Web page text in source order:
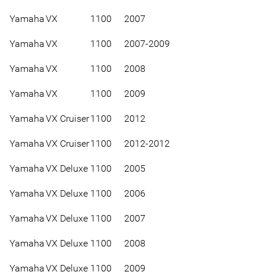
YamahaVX 1100 2007
YamahaVX 1100 2007-2009
YamahaVX 1100 2008
YamahaVX 1100 2009
YamahaVX Cruiser1100 2012
YamahaVX Cruiser1100 2012-2012
YamahaVX Deluxe 1100 2005
YamahaVX Deluxe 1100 2006
YamahaVX Deluxe 1100 2007
YamahaVX Deluxe 1100 2008
YamahaVX Deluxe 1100 2009